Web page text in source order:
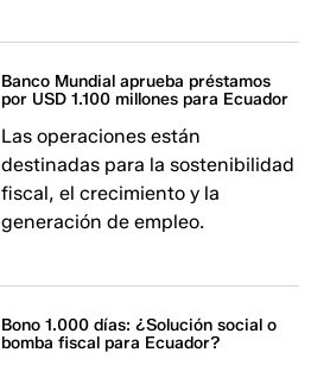
Banco Mundial aprueba préstamos
por USD 1.100 millones para Ecuador
Las operaciones están
destinadas para la sostenibilidad
fiscal, el crecimiento y la
generación de empleo.
Bono 1.000 días: ¿Solución social o
bomba fiscal para Ecuador?